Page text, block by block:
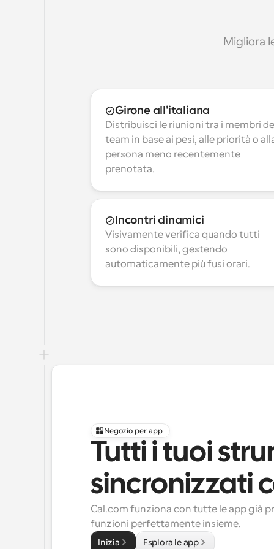
Migliora
Girone all'italiana
Distribuisci le riunioni tra i membri
team in base ai pesi, alle priorità o
persona meno recentemente
prenotata.
Incontri dinamici
Visivamente verifica quando tutti
sono disponibili, gestendo
automaticamente più fusi orari.
Negozio per app
Tutti i tuoi
sincronizzati
Cal.com funziona con tutte le app già
funzioni perfettamente insieme.
Inizia Esplora le app